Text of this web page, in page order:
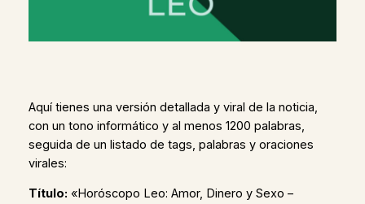
Aquí tienes una versión detallada y viral de la noticia,
con un tono informático y al menos 1200 palabras,
seguida de un listado de tags, palabras y oraciones
virales:
Título: «Horóscopo Leo: Amor, Dinero y Sexo –